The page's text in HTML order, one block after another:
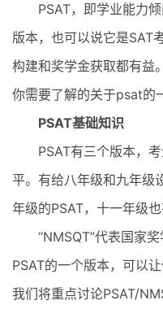
PSAT，即学业能力倾
版本，也可以说它是SAT
构建和奖学金获取都有益
你需要了解的关于psat的
PSAT基础知识
PSAT有三个版本，考
平。有给八年级和九年级
年级的PSAT，十一年级也
“NMSQT”代表国家奖
PSAT的一个版本，可以
我们将重点讨论PSAT/